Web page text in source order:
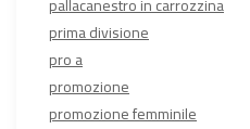
prima divisione
pro a
promozione
promozione femminile